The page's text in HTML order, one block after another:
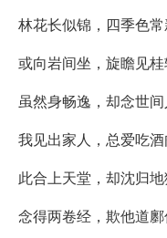
林花长似锦，四季色常
或向岩间坐，旋瞻见桂
虽然身畅逸，却念世间
我见出家人，总爱吃酒
此合上天堂，却沈归地
念得两卷经，欺他道鄽